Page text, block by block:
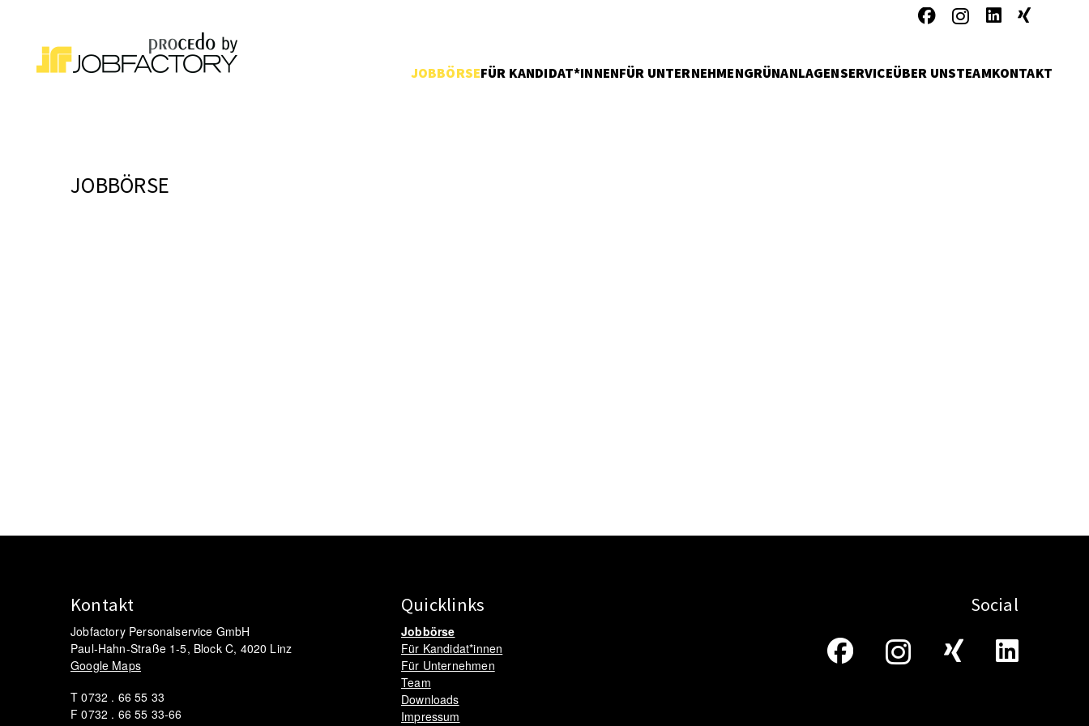
JOBBÖRSEFÜR KANDIDAT*INNENFÜR UNTERNEHMENGRÜNANLAGENSERVICEÜBER UNSTEAMKONTAKT
JOBBÖRSE
Kontakt
Jobfactory Personalservice GmbH
Paul-Hahn-Straße 1-5, Block C, 4020 Linz
Google Maps
T 0732 . 66 55 33
F 0732 . 66 55 33-66
Quicklinks
Jobbörse
Für Kandidat*innen
Für Unternehmen
Team
Downloads
Impressum
Social